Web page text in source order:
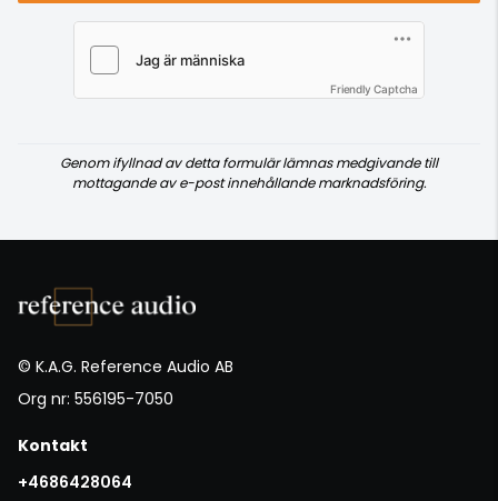
Friendly Captcha
Genom ifyllnad av detta formulär lämnas medgivande till
mottagande av e-post innehållande marknadsföring.
© K.A.G. Reference Audio AB
Org nr: 556195-7050
Kontakt
+4686428064